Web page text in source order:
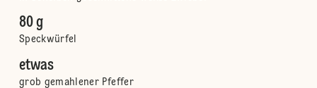
80 g
Speckwürfel
etwas
grob gemahlener Pfeffer